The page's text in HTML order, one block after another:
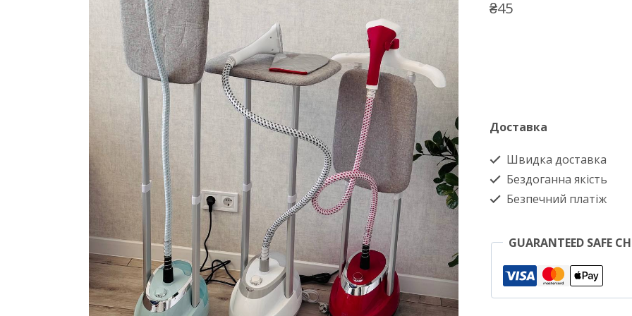
₴45
Доставка
Швидка доставка
Бездоганна якість
Безпечний платіж
GUARANTEED SAFE